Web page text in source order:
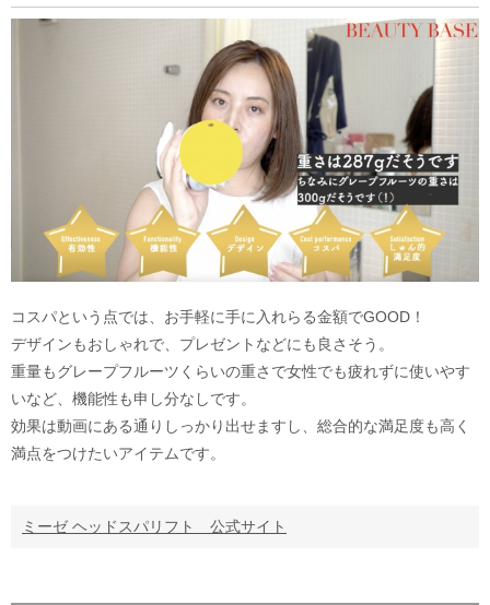
コスパという点では、お手軽に手に入れらる金額でGOOD！
デザインもおしゃれで、プレゼントなどにも良さそう。
重量もグレープフルーツくらいの重さで女性でも疲れずに使いやす
いなど、機能性も申し分なしです。
効果は動画にある通りしっかり出せますし、総合的な満足度も高く
満点をつけたいアイテムです。
ミーゼ ヘッドスパリフト 公式サイト